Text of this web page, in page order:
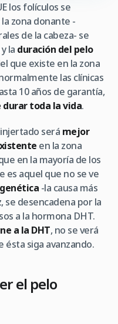
los folículos se
zona donante -
de la cabeza- se
la duración del pelo
que existe en la zona
las clínicas
10 años de garantía,
durar toda la vida.
será mejor
en la zona
en la mayoría de los
es aquel que no se ve
-la causa más
se desencadena por la
a la hormona DHT.
a la DHT, no se verá
ésta siga avanzando.
el pelo